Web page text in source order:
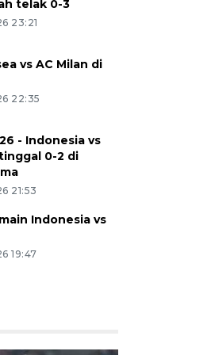
telak 0-3
23:21
vs AC Milan di
22:35
- Indonesia vs
0-2 di
21:53
Indonesia vs
19:47